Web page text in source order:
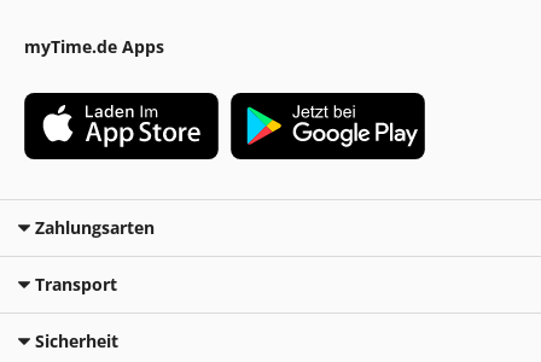
myTime.de Apps
Zahlungsarten
Transport
Sicherheit